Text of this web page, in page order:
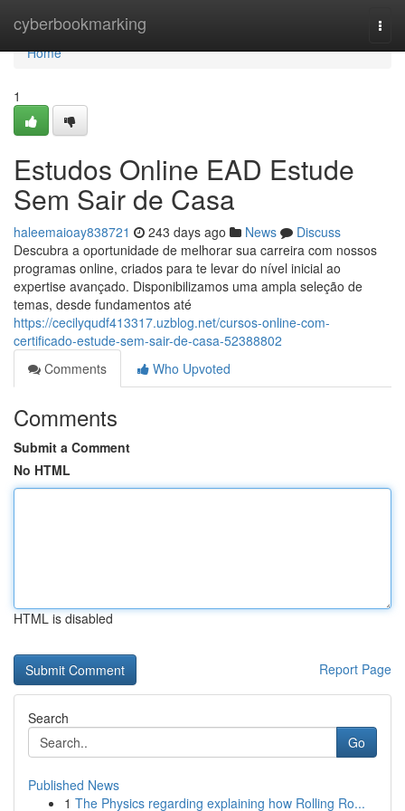
cyberbookmarking
Home
Home
1
Estudos Online EAD Estude
Sem Sair de Casa
haleemaioay838721 243 days ago News
Discuss
Descubra a oportunidade de melhorar sua carreira com nossos
programas online, criados para te levar do nível inicial ao
expertise avançado. Disponibilizamos uma ampla seleção de
temas, desde fundamentos até
https://cecilyqudf413317.uzblog.net/cursos-online-com-
certificado-estude-sem-sair-de-casa-52388802
Comments
Who Upvoted
Comments
Submit a Comment
No HTML
HTML is disabled
Report Page
Search
Go
Published News
1 The Physics regarding explaining how Rolling Ro...